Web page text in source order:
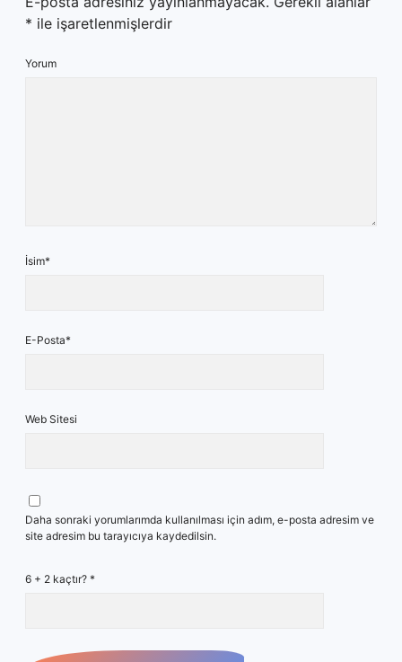
* ile işaretlenmişlerdir
Yorum
İsim*
E-Posta*
Web Sitesi
Daha sonraki yorumlarımda kullanılması için adım, e-posta adresim ve
site adresim bu tarayıcıya kaydedilsin.
6 + 2 kaçtır? *